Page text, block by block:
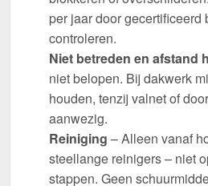
per jaar door gecertificeerd
controleren.
Niet betreden en afstand
niet belopen. Bij dakwerk
houden, tenzij valnet of
aanwezig.
Reiniging – Alleen vanaf
steellange reinigers – niet
stappen. Geen